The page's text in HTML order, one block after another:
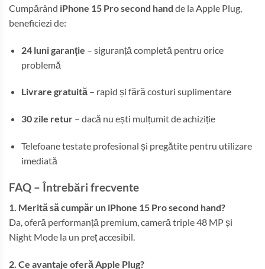
Cumpărând iPhone 15 Pro second hand de la Apple Plug,
beneficiezi de:
24 luni garanție – siguranță completă pentru orice
problemă
Livrare gratuită– rapid și fără costuri suplimentare
30 zile retur– dacă nu ești mulțumit de achiziție
Telefoane testate profesional și pregătite pentru utilizare
imediată
FAQ – Întrebări frecvente
1. Merită să cumpăr un iPhone 15 Pro second hand?
Da, oferă performanță premium, cameră triple 48 MP și
Night Mode la un preț accesibil.
2. Ce avantaje oferă Apple Plug?